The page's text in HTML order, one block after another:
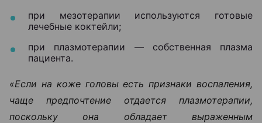
при мезотерапии используются готовые
лечебные коктейли;
при плазмотерапии — собственная плазма
пациента.
«Если на коже головы есть признаки воспаления,
чаще предпочтение отдается плазмотерапии,
поскольку она обладает выраженным